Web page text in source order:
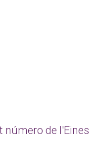
de l'Eines